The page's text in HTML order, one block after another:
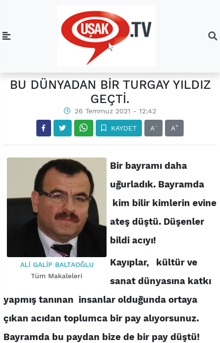
BU DÜNYADAN BİR TURGAY YILDIZ
GEÇTİ.
26 Temmuz 2021 - 12:42
KAYDET A- A+
ALİ GALİP BALTAOĞLU
Tüm Makaleleri
Bir bayramı daha
uğurladık. Bayramda
kim bilir kimlerin evine
ateş düştü. Düşenler
bildi acıyı!
Kayıplar, kültür ve
sanat dünyasına katkı
yapmış tanınan insanlar olduğunda ortaya
çıkan acıdan toplumca bir pay alıyorsunuz.
Bayramda bu paydan bize de bir pay düştü!